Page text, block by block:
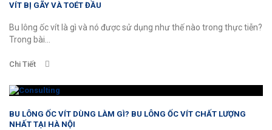
VÍT BỊ GÃY VÀ TOÉT ĐẦU
Bu lông ốc vít là gì và nó được sử dụng như thế nào trong thực tiễn?
Trong bài...
Chi Tiết
BU LÔNG ỐC VÍT DÙNG LÀM GÌ? BU LÔNG ỐC VÍT CHẤT LƯỢNG
NHẤT TẠI HÀ NỘI